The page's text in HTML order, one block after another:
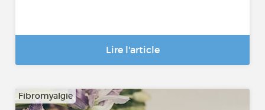
Lire l'article
Fibromyalgie